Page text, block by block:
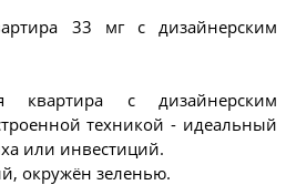
33 мг с дизайнерским
квартира с дизайнерским
техникой - идеальный
или инвестиций.
окружён зеленью.